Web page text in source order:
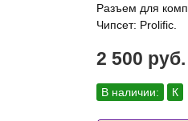
Разъем для
Чипсет: Prolific.
2 500 руб.
В наличии: К